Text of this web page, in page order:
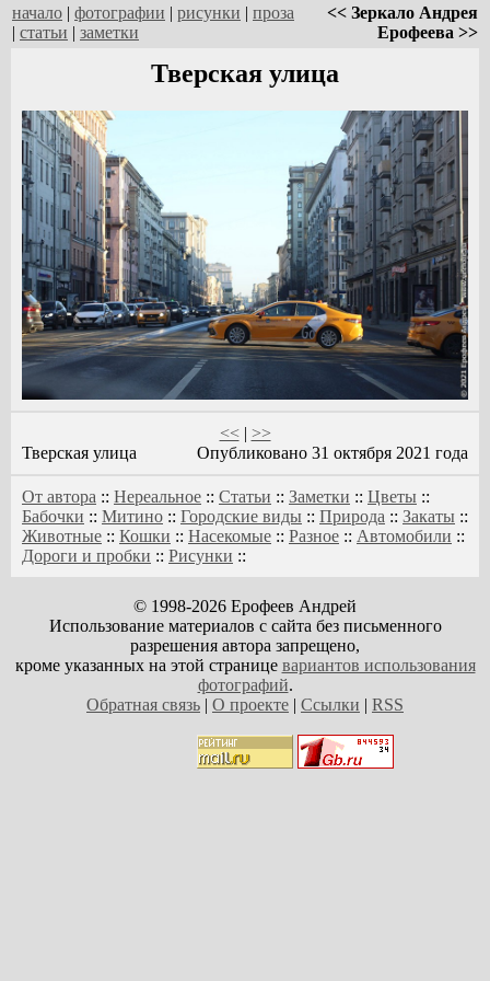
начало | фотографии | рисунки | проза
| статьи | заметки
<< Зеркало Андрея
Ерофеева >>
Тверская улица
<<| >>
Тверская улица
Опубликовано 31 октября 2021 года
От автора :: Нереальное :: Статьи :: Заметки :: Цветы ::
Бабочки :: Митино :: Городские виды :: Природа :: Закаты ::
Животные :: Кошки :: Насекомые :: Разное :: Автомобили ::
Дороги и пробки :: Рисунки ::
© 1998-2026 Ерофеев Андрей
Использование материалов с сайта без письменного
разрешения автора запрещено,
кроме указанных на этой странице вариантов использования
фотографий.
Обратная связь | О проекте | Ссылки | RSS